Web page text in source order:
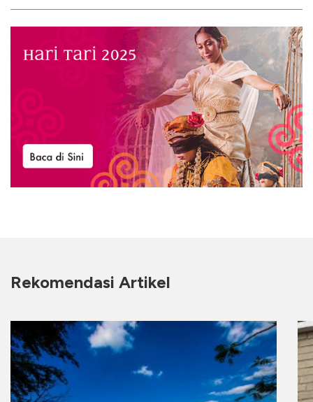
Rekomendasi Artikel